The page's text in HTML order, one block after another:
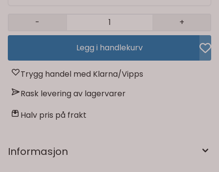
- +
Legg i handlekurv
Trygg handel med Klarna/Vipps
Rask levering av lagervarer
Halv pris på frakt
Informasjon